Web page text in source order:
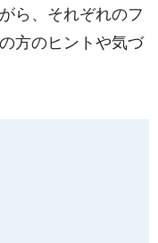
ら、それぞれのフ
方のヒントや気づ